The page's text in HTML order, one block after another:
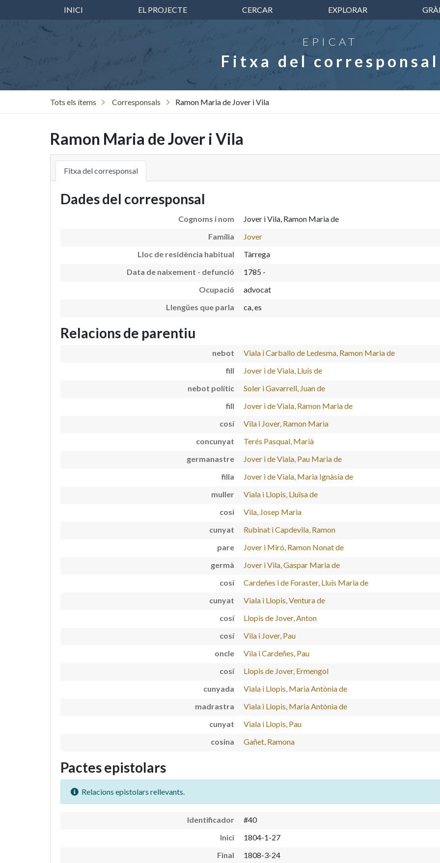
INICI EL PROJECTE CERCAR EXPLORAR
EPICAT
Fitxa del corresponsal
Tots els ítems Corresponsals Ramon Maria de Jover i Vila
Ramon Maria de Jover i Vila
Fitxa del corresponsal
Dades del corresponsal
Cognoms i nom
Jover i Vila, Ramon Maria de
Família
Jover
Lloc de residència habitual
Tàrrega
Data de naixement - defunció
1785 -
Ocupació
advocat
Llengües que parla
ca, es
Relacions de parentiu
nebot
Viala i Carballo de Ledesma, Ramon Maria de
fill
Jover i de Viala, Lluís de
nebot polític
Soler i Gavarrell, Juan de
fill
Jover i de Viala, Ramon Maria de
cosí
Vila i Jover, Ramon Maria
concunyat
Terés Pasqual, Marià
germanastre
Jover i de Viala, Pau Maria de
filla
Jover i de Viala, Maria Ignàsia de
muller
Viala i Llopis, Lluïsa de
cosí
Vila, Josep Maria
cunyat
Rubinat i Capdevila, Ramon
pare
Jover i Miró, Ramon Nonat de
germà
Jover i Vila, Gaspar Maria de
cosí
Cardeñes i de Foraster, Lluís Maria de
cunyat
Viala i Llopis, Ventura de
cosí
Llopis de Jover, Anton
cosí
Vila i Jover, Pau
oncle
Vila i Cardeñes, Pau
cosí
Llopis de Jover, Ermengol
cunyada
Viala i Llopis, Maria Antònia de
madrastra
Viala i Llopis, Maria Antònia de
cunyat
Viala i Llopis, Pau
cosina
Gañet, Ramona
Pactes epistolars
Relacions epistolars rellevants.
Identificador
#40
Inici
1804-1-27
Final
1808-3-24